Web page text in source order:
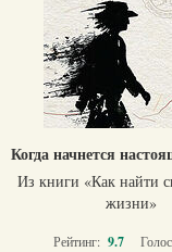
Когда начнется
Из книги «Как найти
жизни​»
Рейтинг: 9.7